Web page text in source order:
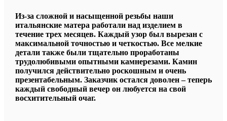
Из-за сложной и насыщенной резьбы наши
итальянские матера работали над изделием в
течение трех месяцев. Каждый узор был вырезан с
максимальной точностью и четкостью. Все мелкие
детали также были тщательно проработаны
трудолюбивыми опытными камнерезами. Камин
получился действительно роскошным и очень
презентабельным. Заказчик остался доволен – теперь
каждый свободный вечер он любуется на свой
восхитительный очаг.